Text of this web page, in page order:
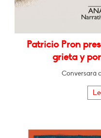
Patricio Pron
grieta y
Conversará